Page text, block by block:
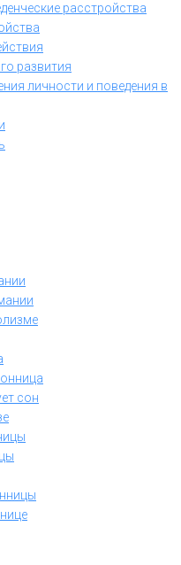
расстройства
развития
личности и поведения в
сон